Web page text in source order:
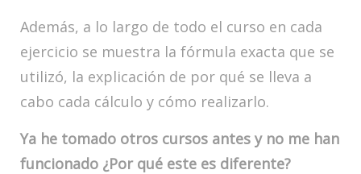
Además, a lo largo de todo el curso en cada
ejercicio se muestra la fórmula exacta que se
utilizó, la explicación de por qué se lleva a
cabo cada cálculo y cómo realizarlo.
Ya he tomado otros cursos antes y no me han
funcionado ¿Por qué este es diferente?